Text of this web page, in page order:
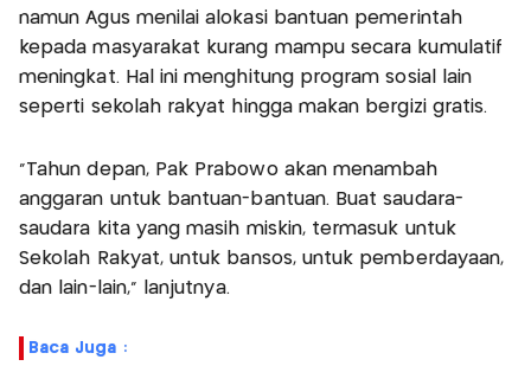
namun Agus menilai alokasi bantuan pemerintah
kepada masyarakat kurang mampu secara kumulatif
meningkat. Hal ini menghitung program sosial lain
seperti sekolah rakyat hingga makan bergizi gratis.
"Tahun depan, Pak Prabowo akan menambah
anggaran untuk bantuan-bantuan. Buat saudara-
saudara kita yang masih miskin, termasuk untuk
Sekolah Rakyat, untuk bansos, untuk pemberdayaan,
dan lain-lain," lanjutnya.
Baca Juga :